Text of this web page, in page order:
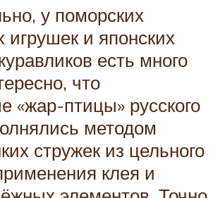
у поморских
игрушек и японских
есть много
что
«жар-птицы» русского
методом
стружек из цельного
клея и